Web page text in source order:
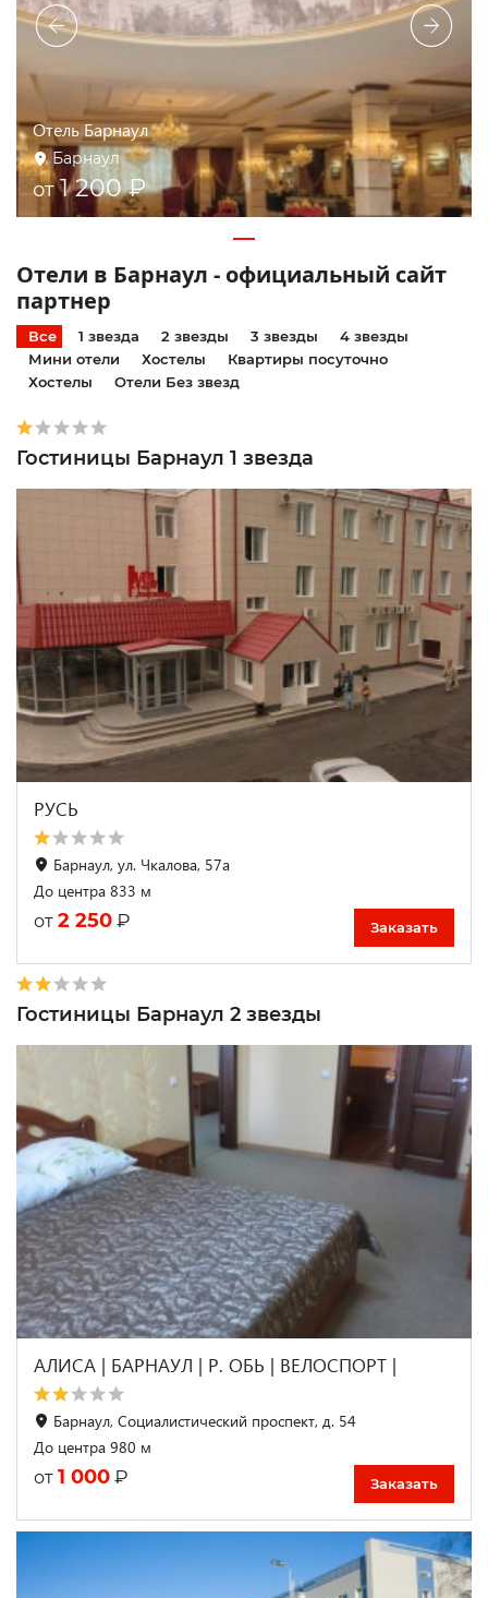
Отель Барнаул
Барнаул
от1 200 ₽
Отели в Барнаул - официальный сайт
партнер
Все 1 звезда 2 звезды 3 звезды
4 звезды
Мини отели
Хостелы
Квартиры посуточно
Хостелы
Отели Без звезд
Гостиницы Барнаул 1 звезда
РУСЬ
Барнаул, ул. Чкалова, 57а
До центра 833 м
от 2 250 ₽ Заказать
Гостиницы Барнаул 2 звезды
АЛИСА | БАРНАУЛ | Р. ОБЬ | ВЕЛОСПОРТ |
Барнаул, Социалистический проспект, д. 54
До центра 980 м
от 1 000 ₽ Заказать